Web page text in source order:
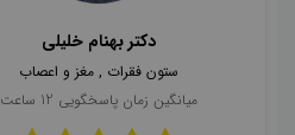
دکتر بهنام خلیلی
ستون فقرات , مغز و اعصاب
میانگین زمان پاسخگویی 12 ساعت